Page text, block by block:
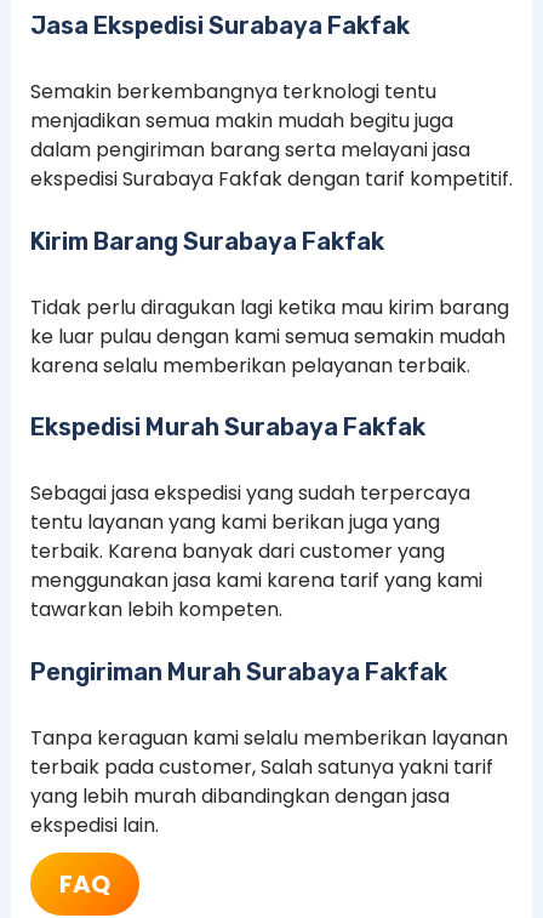
Jasa Ekspedisi Surabaya Fakfak
Semakin berkembangnya terknologi tentu
menjadikan semua makin mudah begitu juga
dalam pengiriman barang serta melayani jasa
ekspedisi Surabaya Fakfak dengan tarif kompetitif.
Kirim Barang Surabaya Fakfak
Tidak perlu diragukan lagi ketika mau kirim barang
ke luar pulau dengan kami semua semakin mudah
karena selalu memberikan pelayanan terbaik.
Ekspedisi Murah Surabaya Fakfak
Sebagai jasa ekspedisi yang sudah terpercaya
tentu layanan yang kami berikan juga yang
terbaik. Karena banyak dari customer yang
menggunakan jasa kami karena tarif yang kami
tawarkan lebih kompeten.
Pengiriman Murah Surabaya Fakfak
Tanpa keraguan kami selalu memberikan layanan
terbaik pada customer, Salah satunya yakni tarif
yang lebih murah dibandingkan dengan jasa
ekspedisi lain.
FAQ